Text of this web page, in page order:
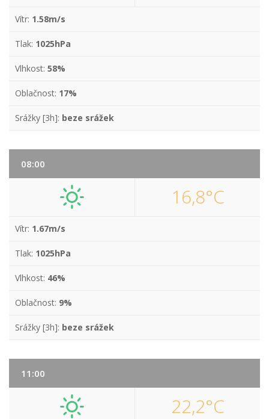
Vítr: 1.58m/s
Tlak: 1025hPa
Vlhkost: 58%
Oblačnost: 17%
Srážky [3h]: beze srážek
08:00
16,8°C
Vítr: 1.67m/s
Tlak: 1025hPa
Vlhkost: 46%
Oblačnost: 9%
Srážky [3h]: beze srážek
11:00
22,2°C